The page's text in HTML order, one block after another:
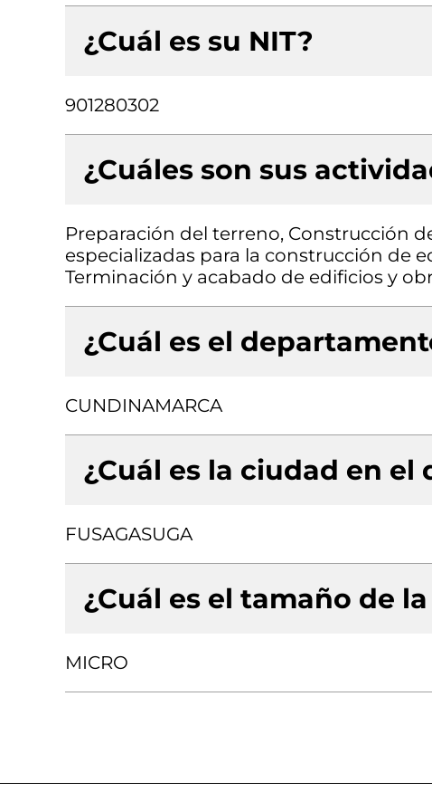
¿Cuál es su NIT?
901280302
¿Cuáles son sus
Preparación del terreno, Construcción
especializadas para la construcción de
Terminación y acabado de edificios y
¿Cuál es el
CUNDINAMARCA
¿Cuál es la ciudad en el
FUSAGASUGA
¿Cuál es el tamaño de
MICRO